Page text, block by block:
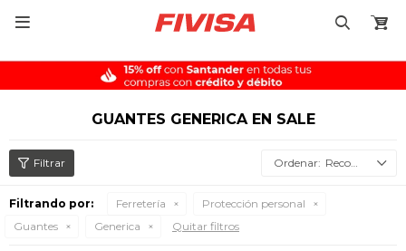

GUANTES GENERICA EN SALE
Recomendados
Filtrando por: Ferretería
Protección personal
Guantes
Generica Quitar filtros